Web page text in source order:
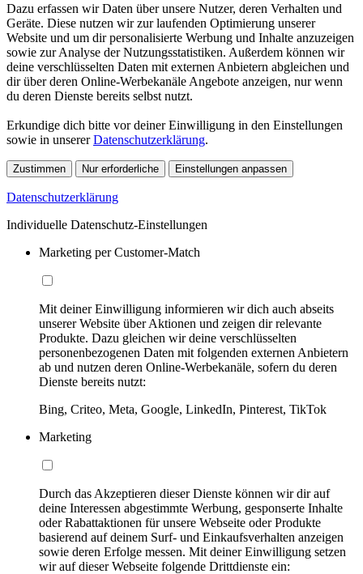
Dazu erfassen wir Daten über unsere Nutzer, deren Verhalten und
Geräte. Diese nutzen wir zur laufenden Optimierung unserer
Website und um dir personalisierte Werbung und Inhalte anzuzeigen
sowie zur Analyse der Nutzungsstatistiken. Außerdem können wir
deine verschlüsselten Daten mit externen Anbietern abgleichen und
dir über deren Online-Werbekanäle Angebote anzeigen, nur wenn
du deren Dienste bereits selbst nutzt.
Erkundige dich bitte vor deiner Einwilligung in den Einstellungen
sowie in unsererDatenschutzerklärung.
Zustimmen Nur erforderliche Einstellungen anpassen
Datenschutzerklärung
Individuelle Datenschutz-Einstellungen
Marketing per Customer-Match
Mit deiner Einwilligung informieren wir dich auch abseits
unserer Website über Aktionen und zeigen dir relevante
Produkte. Dazu gleichen wir deine verschlüsselten
personenbezogenen Daten mit folgenden externen Anbietern
ab und nutzen deren Online-Werbekanäle, sofern du deren
Dienste bereits nutzt:
Bing, Criteo, Meta, Google, LinkedIn, Pinterest, TikTok
Marketing
Durch das Akzeptieren dieser Dienste können wir dir auf
deine Interessen abgestimmte Werbung, gesponserte Inhalte
oder Rabattaktionen für unsere Webseite oder Produkte
basierend auf deinem Surf- und Einkaufsverhalten anzeigen
sowie deren Erfolge messen. Mit deiner Einwilligung setzen
wir auf dieser Webseite folgende Drittdienste ein: